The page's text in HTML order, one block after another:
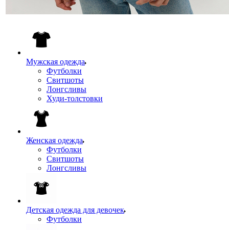
Мужская одежда
Футболки
Свитшоты
Лонгсливы
Худи-толстовки
Женская одежда
Футболки
Свитшоты
Лонгсливы
Детская одежда для девочек
Футболки